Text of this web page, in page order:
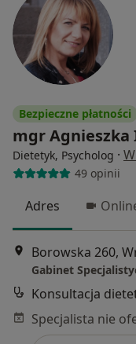
Bezpieczne płatności
mgr Agnieszka
Dietetyk, Psycholog ·
49 opinii
Adres
Borowska 260,
Konsultacja